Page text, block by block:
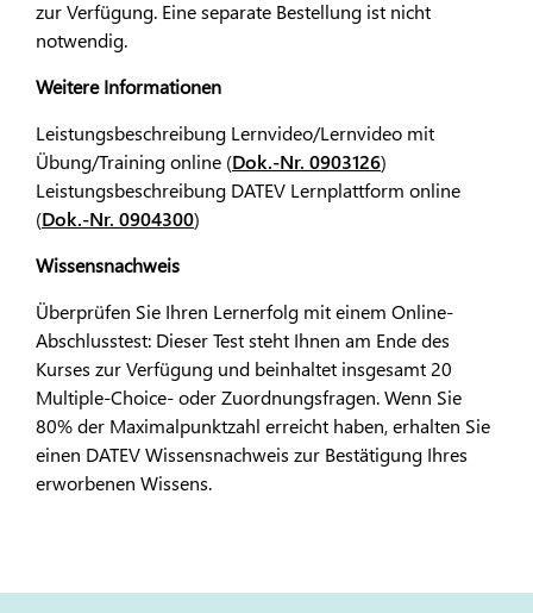
zur Verfügung. Eine separate Bestellung ist nicht
notwendig.
Weitere Informationen
Leistungsbeschreibung Lernvideo/Lernvideo mit
Übung/Training online (Dok.-Nr. 0903126)
Leistungsbeschreibung DATEV Lernplattform online
(Dok.-Nr. 0904300)
Wissensnachweis
Überprüfen Sie Ihren Lernerfolg mit einem Online-
Abschlusstest: Dieser Test steht Ihnen am Ende des
Kurses zur Verfügung und beinhaltet insgesamt 20
Multiple-Choice- oder Zuordnungsfragen. Wenn Sie
80% der Maximalpunktzahl erreicht haben, erhalten Sie
einen DATEV Wissensnachweis zur Bestätigung Ihres
erworbenen Wissens.